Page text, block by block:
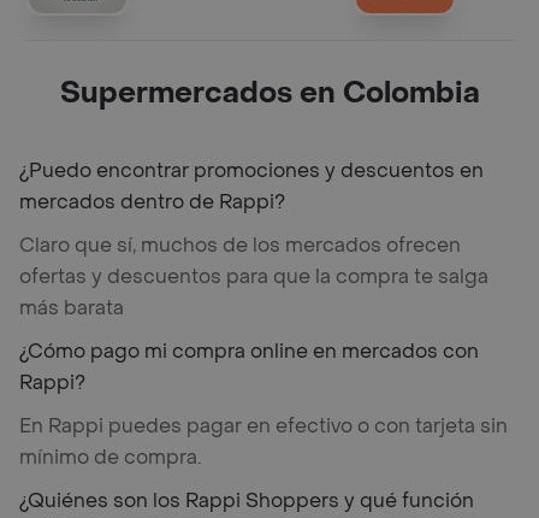
Supermercados en Colombia
¿Puedo encontrar promociones y descuentos en
mercados dentro de Rappi?
Claro que sí, muchos de los mercados ofrecen
ofertas y descuentos para que la compra te salga
más barata
¿Cómo pago mi compra online en mercados con
Rappi?
En Rappi puedes pagar en efectivo o con tarjeta sin
mínimo de compra.
¿Quiénes son los Rappi Shoppers y qué función